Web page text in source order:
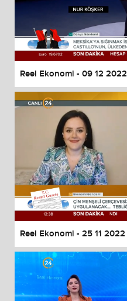
Reel Ekonomi - 09 12 2022
Reel Ekonomi - 25 11 2022